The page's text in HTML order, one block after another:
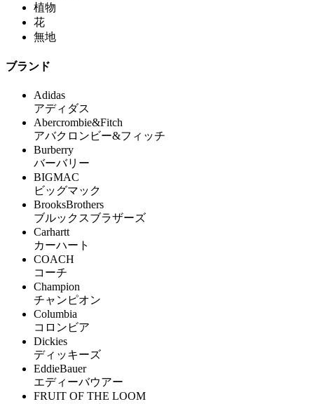
植物
花
無地
ブランド
Adidas
アディダス
Abercrombie&Fitch
アバクロンビー&フィッチ
Burberry
バーバリー
BIGMAC
ビッグマック
BrooksBrothers
ブルックスブラザーズ
Carhartt
カーハート
COACH
コーチ
Champion
チャンピオン
Columbia
コロンビア
Dickies
ディッキーズ
EddieBauer
エディーバウアー
FRUIT OF THE LOOM